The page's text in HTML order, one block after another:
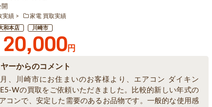
実績 家電 買取実績
和本店 川崎市
20,000円
ーからのコメント
、川崎市にお住まいのお客様より、エアコン ダイキン
Wの買取をご依頼いただきました。比較的新しい年式の
コンで、安定した需要のあるお品物です。一般的な使用感